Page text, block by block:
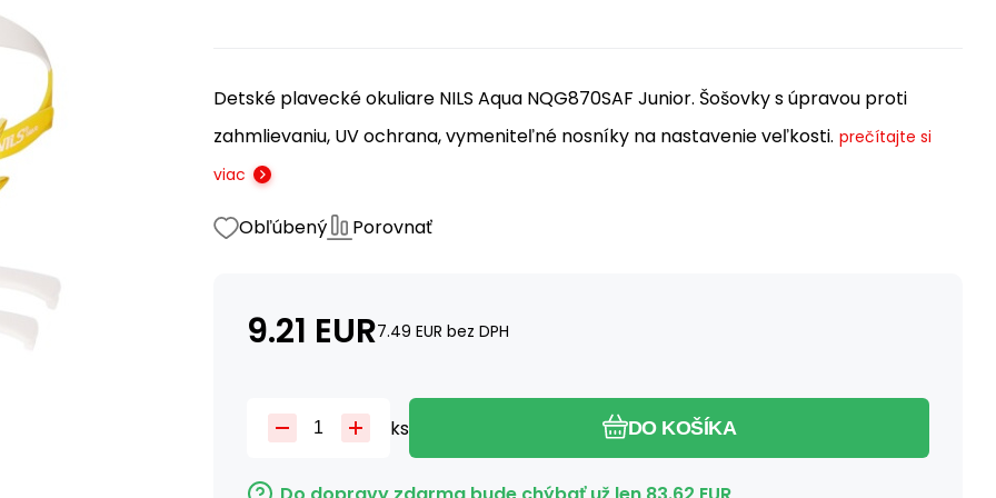
Detské plavecké okuliare NILS Aqua NQG870SAF Junior. Šošovky s úpravou proti
zahmlievaniu, UV ochrana, vymeniteľné nosníky na nastavenie veľkosti. prečítajte si
viac
Obľúbený Porovnať
9.21 EUR7.49 EUR bez DPH
ks DO KOŠÍKA